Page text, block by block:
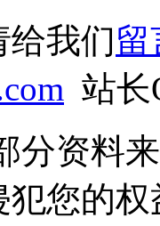
我们留
站长
分资料
您的